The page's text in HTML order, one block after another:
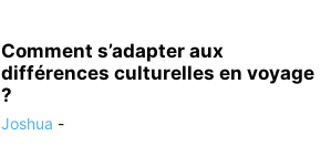
Comment s’adapter aux
différences culturelles en voyage
?
Joshua -